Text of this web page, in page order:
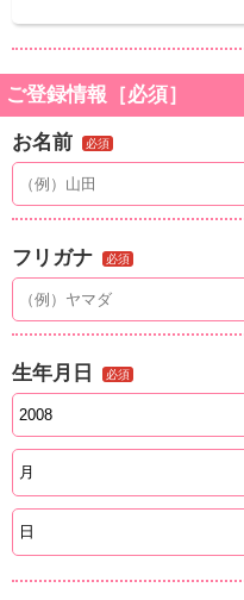
ご登録情報［必須］
お名前 必須
フリガナ 必須
生年月日 必須